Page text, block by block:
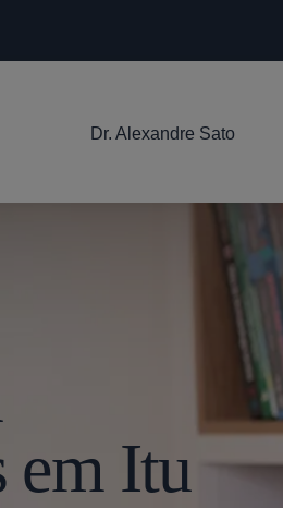
Dr. Alexandre Sato
em Itu